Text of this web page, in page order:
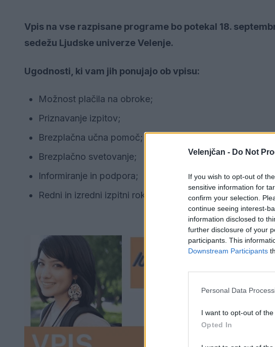
Velenjčan - Do Not
If you wish to opt-out of
sensitive information for
confirm your selection.
continue seeing interest-
information disclosed to
further disclosure of your
participants. This
Downstream Participants
Personal Data
I want to opt-out of
Opted In
Vpis na vse razpisane programe bo potekal 18.
sedežu Ljudske univerze Velenje.
Ugodnosti, ki vam jih ponujajo ob vpisu:
Možnost plačila na obroke;
Priznavanje izpitov;
Brezplačna učna pomoč;
Brezplačno svetovanje;
Informiranje in podpora;
Redni in izredni izpitni roki.